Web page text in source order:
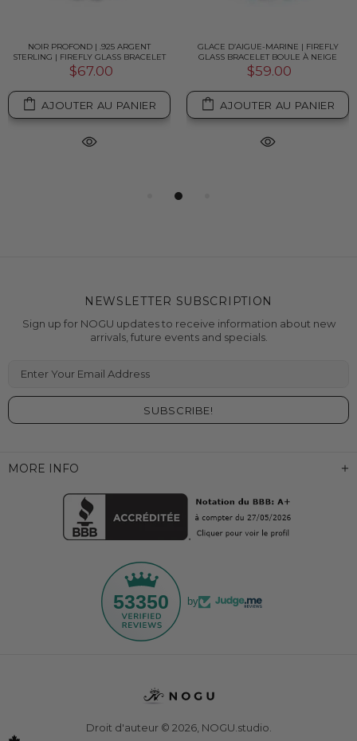
NOIR PROFOND | .925 ARGENT
STERLING | FIREFLY GLASS BRACELET
$67.00
AJOUTER AU PANIER
GLACE D’AIGUE-MARINE | FIREFLY
GLASS BRACELET BOULE À NEIGE
$59.00
AJOUTER AU PANIER
MORE INFO
53350 by
NEWSLETTER SUBSCRIPTION
Sign up for NOGU updates to receive information about new
arrivals, future events and specials.
Droit d'auteur © 2026, NOGU.studio.